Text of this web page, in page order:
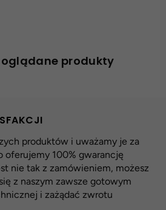
produkty
produktów i uważamy je za
oferujemy 100% gwarancję
nie tak z zamówieniem, możesz
z naszym zawsze gotowym
i zażądać zwrotu